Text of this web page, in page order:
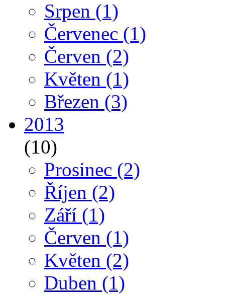
Srpen (1)
Červenec (1)
Červen (2)
Květen (1)
Březen (3)
2013
(10)
Prosinec (2)
Říjen (2)
Září (1)
Červen (1)
Květen (2)
Duben (1)